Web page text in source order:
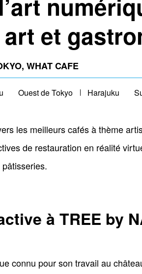
et
WHAT CAFE
Ouest de Tokyo Harajuku
les meilleurs cafés à thème
de restauration en réalité
à TREE by
connu pour son travail au